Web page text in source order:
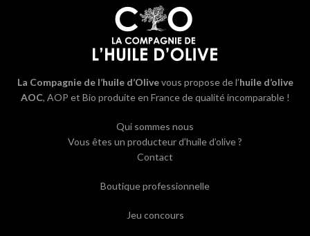
La Compagnie de l’huile d’Olivevous propose de l’huile d’olive
AOC, AOP et Bio produite en France de qualité incomparable !
Qui sommes nous
Vous êtes un producteur d’huile d’olive ?
Contact
Boutique professionnelle
Jeu concours